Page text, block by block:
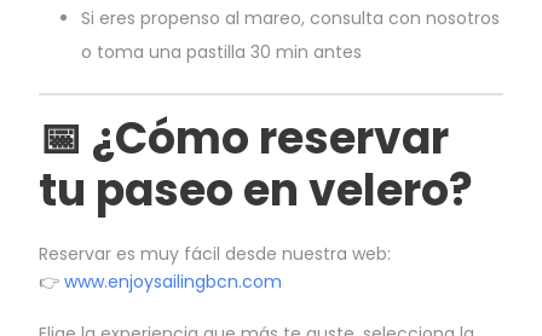
Si eres propenso al mareo, consulta con nosotros
o toma una pastilla 30 min antes
📅 ¿Cómo reservar
tu paseo en velero?
Reservar es muy fácil desde nuestra web:
👉 www.enjoysailingbcn.com